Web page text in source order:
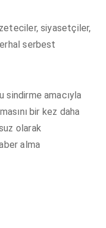
siyasetçiler,
serbest
sindirme amacıyla
bir kez daha
olarak
alma